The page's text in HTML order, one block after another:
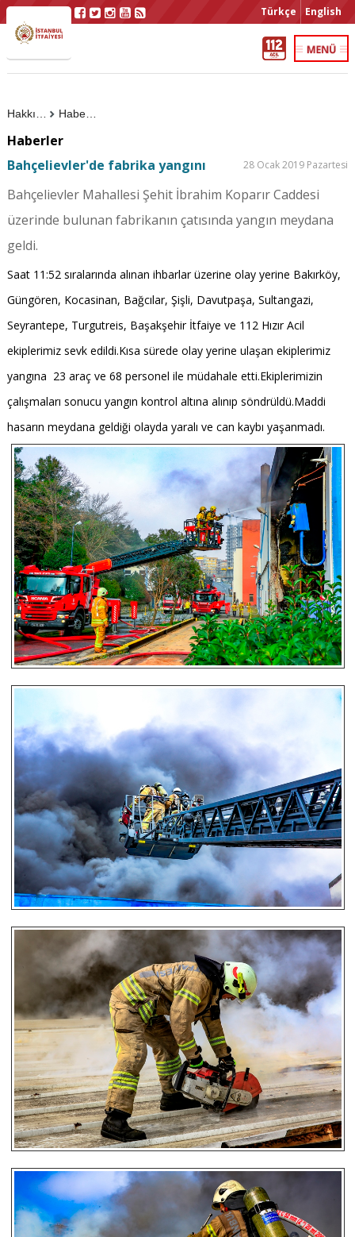
Türkçe English
Haberler
Haberler
Bahçelievler'de fabrika yangını
28 Ocak 2019 Pazartesi
Bahçelievler Mahallesi Şehit İbrahim Koparır Caddesi
üzerinde bulunan fabrikanın çatısında yangın meydana
geldi.
Saat 11:52 sıralarında alınan ihbarlar üzerine olay yerine Bakırköy,
Güngören, Kocasinan, Bağcılar, Şişli, Davutpaşa, Sultangazi,
Seyrantepe, Turgutreis, Başakşehir İtfaiye ve 112 Hızır Acil
ekiplerimiz sevk edildi.Kısa sürede olay yerine ulaşan ekiplerimiz
yangına 23 araç ve 68 personel ile müdahale etti.Ekiplerimizin
çalışmaları sonucu yangın kontrol altına alınıp söndrüldü.Maddi
hasarın meydana geldiği olayda yaralı ve can kaybı yaşanmadı.